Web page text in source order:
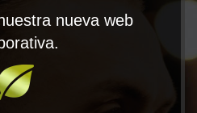
nueva web